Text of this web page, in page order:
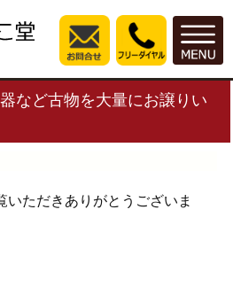
など古物を大量にお譲りい
いただきありがとうございま